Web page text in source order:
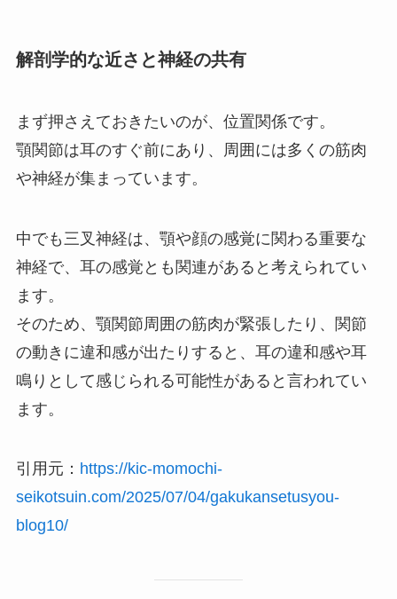
解剖学的な近さと神経の共有
まず押さえておきたいのが、位置関係です。
顎関節は耳のすぐ前にあり、周囲には多くの筋肉
や神経が集まっています。
中でも三叉神経は、顎や顔の感覚に関わる重要な
神経で、耳の感覚とも関連があると考えられてい
ます。
そのため、顎関節周囲の筋肉が緊張したり、関節
の動きに違和感が出たりすると、耳の違和感や耳
鳴りとして感じられる可能性があると言われてい
ます。
引用元： https://kic-momochi-
seikotsuin.com/2025/07/04/gakukansetusyou-
blog10/